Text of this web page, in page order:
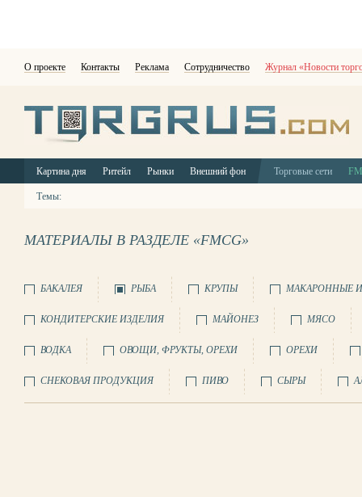
О проекте Контакты Реклама Сотрудничество Журнал «Новости
Картина дня Ритейл Рынки Внешний фон Торговые сети
Темы:
МАТЕРИАЛЫ В РАЗДЕЛЕ «FMCG»
БАКАЛЕЯ РЫБА КРУПЫ МАКАРОННЫЕ
КОНДИТЕРСКИЕ ИЗДЕЛИЯ МАЙОНЕЗ МЯСО
ВОДКА ОВОЩИ, ФРУКТЫ, ОРЕХИ ОРЕХИ
СНЕКОВАЯ ПРОДУКЦИЯ ПИВО СЫРЫ